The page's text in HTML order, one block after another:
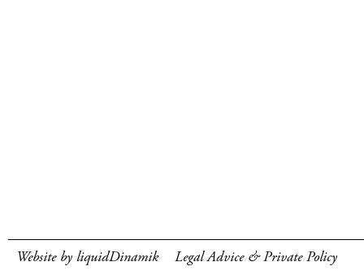
Website by liquidDinamik Legal Advice & Private Policy